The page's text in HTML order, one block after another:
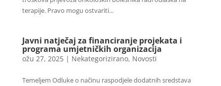
terapije. Pravo mogu ostvariti...
Javni natječaj za financiranje projekata i
programa umjetničkih organizacija
ožu 27, 2025| Nekategorizirano, Novosti
Temeljem Odluke o načinu raspodjele dodatnih sredstava